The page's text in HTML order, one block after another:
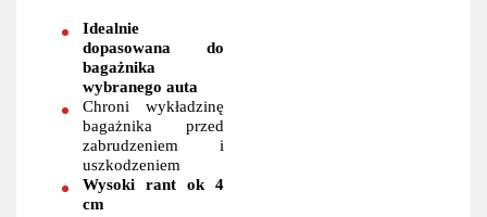
Idealnie
dopasowana do
bagażnika
wybranego auta
Chroni wykładzinę
bagażnika przed
zabrudzeniem i
uszkodzeniem
Wysoki rant ok 4
cm